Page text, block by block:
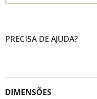
PRECISA DE AJUDA?
DIMENSÕES